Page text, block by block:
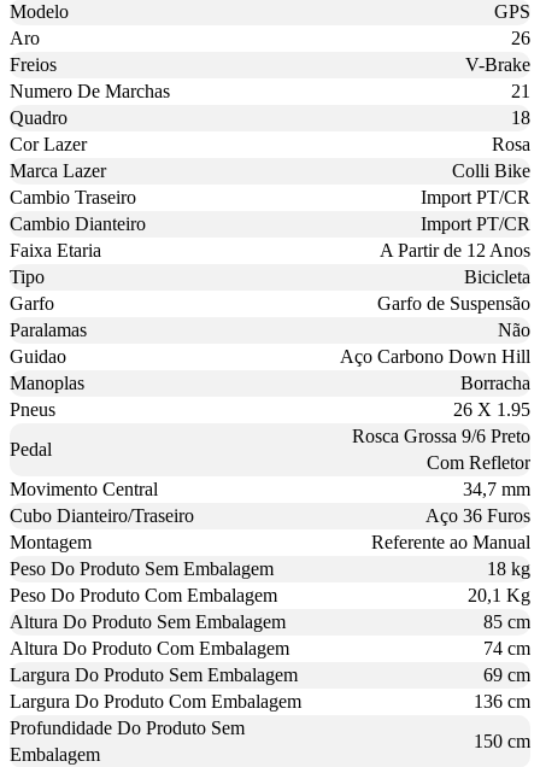
Modelo
GPS
Aro
26
Freios
V-Brake
Numero De Marchas
21
Quadro
18
Cor Lazer
Rosa
Marca Lazer
Colli Bike
Cambio Traseiro
Import PT/CR
Cambio Dianteiro
Import PT/CR
Faixa Etaria
A Partir de 12 Anos
Tipo
Bicicleta
Garfo
Garfo de Suspensão
Paralamas
Não
Guidao
Aço Carbono Down Hill
Manoplas
Borracha
Pneus
26 X 1.95
Pedal
Rosca Grossa 9/6 Preto
Com Refletor
Movimento Central
34,7 mm
Cubo Dianteiro/Traseiro
Aço 36 Furos
Montagem
Referente ao Manual
Peso Do Produto Sem Embalagem
18 kg
Peso Do Produto Com Embalagem
20,1 Kg
Altura Do Produto Sem Embalagem
85 cm
Altura Do Produto Com Embalagem
74 cm
Largura Do Produto Sem Embalagem
69 cm
Largura Do Produto Com Embalagem
136 cm
Profundidade Do Produto Sem
Embalagem
150 cm